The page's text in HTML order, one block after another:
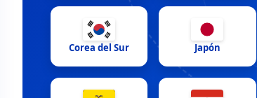
Corea del Sur Japón